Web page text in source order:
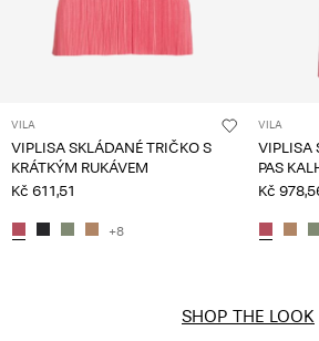
VILA
VIPLISA SKLÁDANÉ TRIČKO S
KRÁTKÝM RUKÁVEM
Kč 611,51
+8
VILA
VIPLISA
PAS
Kč
SHOP THE LOOK